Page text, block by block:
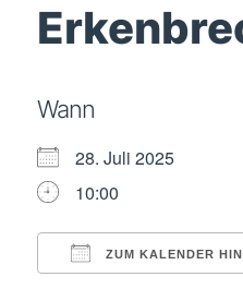
Wann
28. Juli 2025
10:00
ZUM KALENDER